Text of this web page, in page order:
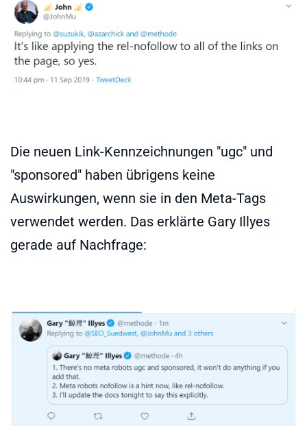
Die neuen Link-Kennzeichnungen "ugc" und
"sponsored" haben übrigens keine
Auswirkungen, wenn sie in den Meta-Tags
verwendet werden. Das erklärte Gary Illyes
gerade auf Nachfrage: